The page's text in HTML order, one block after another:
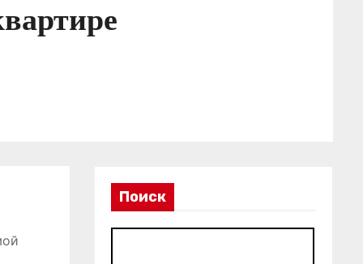
Поиск